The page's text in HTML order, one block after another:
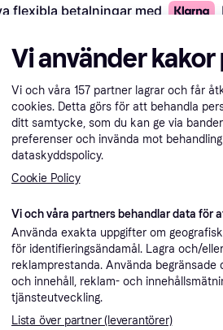
flexibla betalningar med
Black/Graphite
Vi använder
Vi och våra 157 partner lagrar och får
cookies. Detta görs för att behandla
ditt samtycke, som du kan ge via
preferenser och invända mot
dataskyddspolicy.
Cookie Policy
Vi och våra partners behandlar data för
Använda exakta uppgifter om
för identifieringsändamål. Lagra och/
reklamprestanda. Använda
och innehåll, reklam- och
tjänsteutveckling.
Lista över partner (leverantörer)